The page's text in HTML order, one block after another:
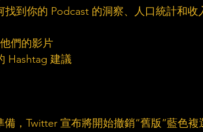
到你的 Podcast 的洞察、人口統計和收
們的影片
Hashtag 建議
，Twitter 宣布將開始撤銷“舊版”藍色複